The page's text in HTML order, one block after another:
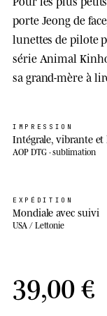
porte Jeong de
lunettes de pilote
série Animal
sa grand-mère à
IMPRESSION
Intégrale, vibrante et
AOP DTG · sublimation
EXPÉDITION
Mondiale avec suivi
USA / Lettonie
39,00 €